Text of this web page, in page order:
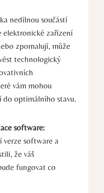
nedílnou součástí
elektronické zařízení
zpomalují, může
technologický
vám mohou
do optimálního stavu.
software:
verze software a
že váš
fungovat co